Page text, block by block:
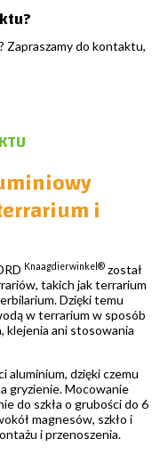
do kontaktu,
i
Knaagdierwinkel® został
takich jak terrarium
Dzięki temu
w terrarium w sposób
klejenia ani stosowania
dzięki czemu
gryzienie. Mocowanie
do szkła o grubości do 6
magnesów, szkło i
i przenoszenia.